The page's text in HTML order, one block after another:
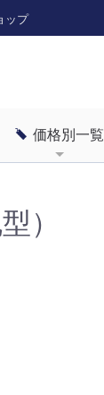
ップ
価格別一覧
）